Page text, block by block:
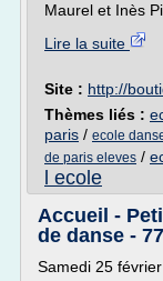
Maurel et Inès
Lire la suite
Site : http://
Thèmes liés :
paris / ecole
de paris eleves /
l ecole
Accueil -
de danse - 77
Samedi 25